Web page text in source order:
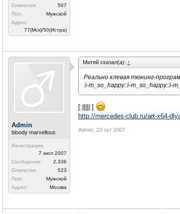
Симпатии:
507
Пол:
Мужской
Адрес:
77(Мск)/50(Истра)
Admin
bloody marvellous
Регистрация:
7 июл 2007
Сообщения:
2,336
Симпатии:
523
Пол:
Мужской
Адрес:
Москва
Митяй сказал(а): ↑
Реально клевая тюнинг-
:i-m_so_happy::i-m_so_happy::i-
[:|||||:]
http://mercedes-club.ru/art-x64-
Admin 23 окт 2007